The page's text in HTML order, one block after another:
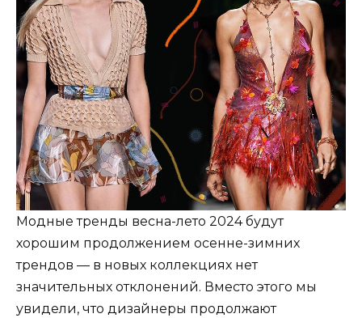
Модные тренды весна-лето 2024 будут
хорошим продолжением осенне-зимних
трендов — в новых коллекциях нет
значительных отклонений. Вместо этого мы
увидели, что дизайнеры продолжают